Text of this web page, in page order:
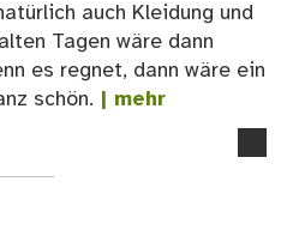
auch Kleidung und
Tagen wäre dann
es regnet, dann wäre ein
schön. | mehr